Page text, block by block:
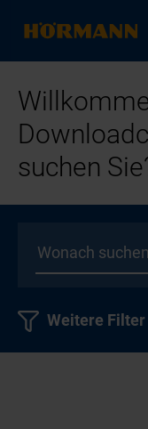
suchen
Weitere Filter